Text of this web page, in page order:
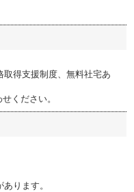
取得支援制度、無料社宅あ
ください。
ります。